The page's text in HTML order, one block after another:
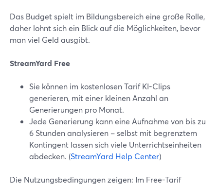
Das Budget spielt im Bildungsbereich eine große Rolle,
daher lohnt sich ein Blick auf die Möglichkeiten, bevor
man viel Geld ausgibt.
StreamYard Free
Sie können im kostenlosen Tarif KI-Clips
generieren, mit einer kleinen Anzahl an
Generierungen pro Monat.
Jede Generierung kann eine Aufnahme von bis zu
6 Stunden analysieren – selbst mit begrenztem
Kontingent lassen sich viele Unterrichtseinheiten
abdecken. (StreamYard Help Center)
Die Nutzungsbedingungen zeigen: Im Free-Tarif